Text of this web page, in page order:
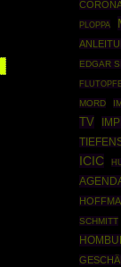
PLOPPA
EDGAR
MORD
TV
ICIC
SCHMITT